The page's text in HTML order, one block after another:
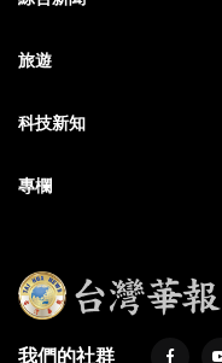
旅遊
科技新知
專欄
我們的社群